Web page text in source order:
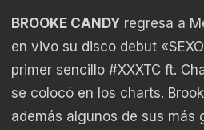
BROOKE CANDY regresa a
en vivo su disco debut
primer sencillo #XXXTC ft.
se colocó en los charts.
además algunos de sus más